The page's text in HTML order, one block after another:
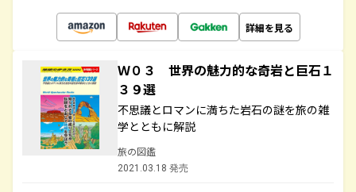
詳細を見る
Ｗ０３ 世界の魅力的な奇岩と巨石１
３９選
不思議とロマンに満ちた岩石の謎を旅の雑
学とともに解説
旅の図鑑
2021.03.18 発売